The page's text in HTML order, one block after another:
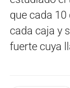
que cada 10
cada caja y
fuerte cuya